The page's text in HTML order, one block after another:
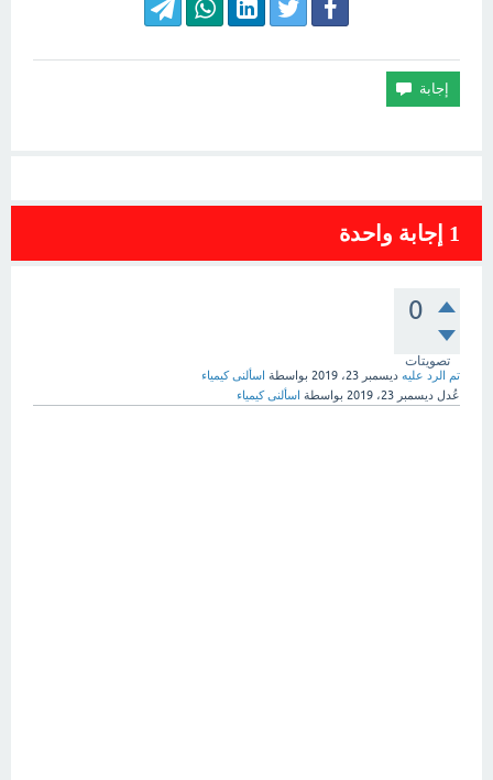
1 إجابة واحدة
0
تصويتات
تم الرد عليه ديسمبر 23، 2019 بواسطة اسألنى كيمياء
عُدل ديسمبر 23، 2019 بواسطة اسألنى كيمياء